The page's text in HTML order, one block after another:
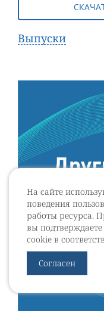
На сайте
поведения
работы ресурса.
вы
cookie в
Согласен
Выпуски